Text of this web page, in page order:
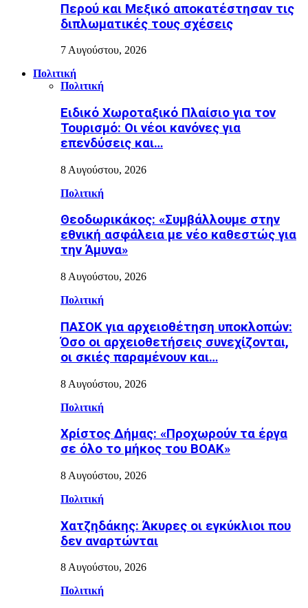
Περού και Μεξικό αποκατέστησαν τις
διπλωματικές τους σχέσεις
7 Αυγούστου, 2026
Πολιτική
Πολιτική
Ειδικό Χωροταξικό Πλαίσιο για τον
Τουρισμό: Οι νέοι κανόνες για
επενδύσεις και…
8 Αυγούστου, 2026
Πολιτική
Θεοδωρικάκος: «Συμβάλλουμε στην
εθνική ασφάλεια με νέο καθεστώς για
την Άμυνα»
8 Αυγούστου, 2026
Πολιτική
ΠΑΣΟΚ για αρχειοθέτηση υποκλοπών:
Όσο οι αρχειοθετήσεις συνεχίζονται,
οι σκιές παραμένουν και…
8 Αυγούστου, 2026
Πολιτική
Χρίστος Δήμας: «Προχωρούν τα έργα
σε όλο το μήκος του ΒΟΑΚ»
8 Αυγούστου, 2026
Πολιτική
Χατζηδάκης: Άκυρες οι εγκύκλιοι που
δεν αναρτώνται
8 Αυγούστου, 2026
Πολιτική